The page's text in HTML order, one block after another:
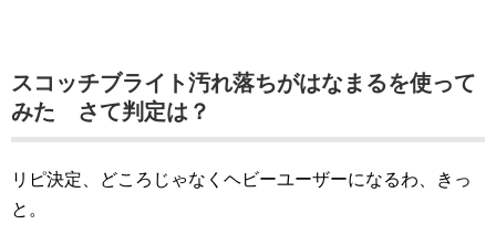
スコッチブライト汚れ落ちがはなまるを使って
みた さて判定は？
リピ決定、どころじゃなくヘビーユーザーになるわ、きっ
と。